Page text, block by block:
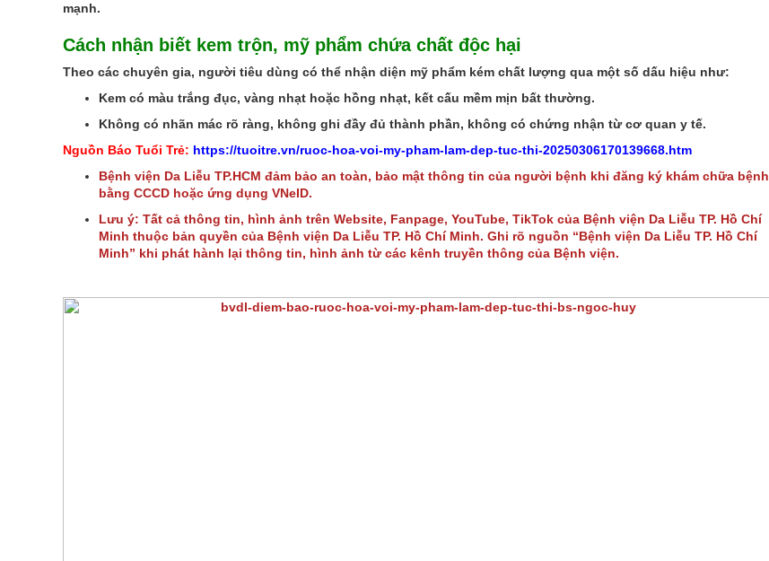
mạnh.
Cách nhận biết kem trộn, mỹ phẩm chứa chất độc hại
Theo các chuyên gia, người tiêu dùng có thể nhận diện mỹ phẩm kém chất lượng qua một số dấu hiệu như:
Kem có màu trắng đục, vàng nhạt hoặc hồng nhạt, kết cấu mềm mịn bất thường.
Không có nhãn mác rõ ràng, không ghi đầy đủ thành phần, không có chứng nhận từ cơ quan y tế.
Nguồn Báo Tuổi Trẻ: https://tuoitre.vn/ruoc-hoa-voi-my-pham-lam-dep-tuc-thi-20250306170139668.htm
Bệnh viện Da Liễu TP.HCM đảm bảo an toàn, bảo mật thông tin của người bệnh khi đăng ký khám chữa bệnh
bằng CCCD hoặc ứng dụng VNeID.
Lưu ý: Tất cả thông tin, hình ảnh trên Website, Fanpage, YouTube, TikTok của Bệnh viện Da Liễu TP. Hồ Chí
Minh thuộc bản quyền của Bệnh viện Da Liễu TP. Hồ Chí Minh. Ghi rõ nguồn “Bệnh viện Da Liễu TP. Hồ Chí
Minh” khi phát hành lại thông tin, hình ảnh từ các kênh truyền thông của Bệnh viện.